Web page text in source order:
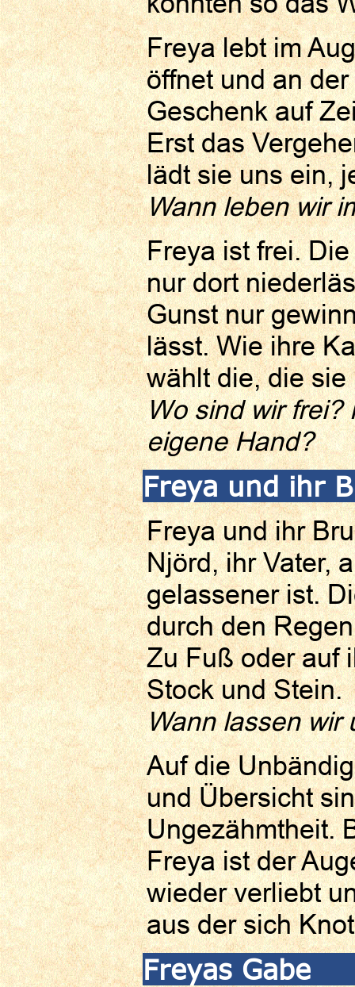
Freya lebt im
öffnet und an
Geschenk auf
Erst das
lädt sie uns ein,
Wann leben wir
Freya ist frei.
nur dort
Gunst nur
lässt. Wie ihre
wählt die, die sie
Wo sind wir frei?
eigene Hand?
Freya und ihr
Freya und ihr
Njörd, ihr Vater,
gelassener ist.
durch den
Zu Fuß oder auf
Stock und Stein.
Wann lassen wir
Auf die
und Übersicht
Ungezähmtheit.
Freya ist der
wieder verliebt
aus der sich
Freyas Gabe